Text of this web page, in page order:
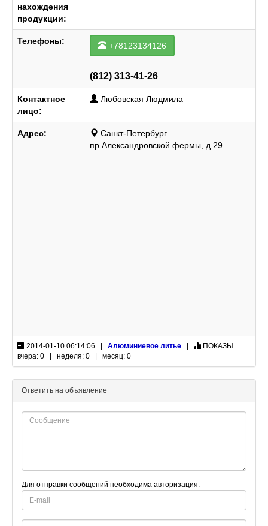
нахождения
продукции:
Телефоны: +78123134126
(812) 313-41-26
Контактное
лицо:
Любовская Людмила
Адрес:
Санкт-Петербург
пр.Александровской фермы, д.29
2014-01-10 06:14:06 | Алюминиевое литье |
ПОКАЗЫ
вчера: 0 | неделя: 0 | месяц: 0
Ответить на объявление
Для отправки сообщений необходима авторизация.
E-
mail
Password